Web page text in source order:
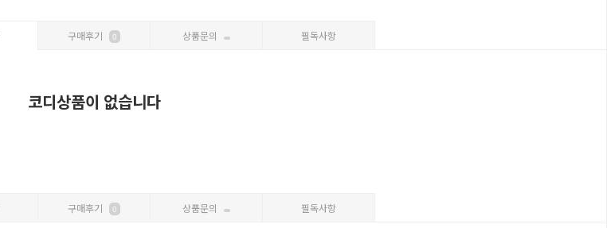
구매후기 0 상품문의 필독사항
코디상품이 없습니다
구매후기 0 상품문의 필독사항